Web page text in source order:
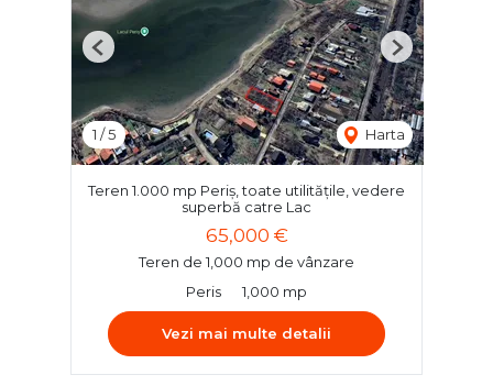
1 /5 Harta
Previous Next
Teren 1.000 mp Periș, toate utilitățile, vedere
superbă catre Lac
65,000 €
Teren de 1,000 mp de vânzare
Peris
1,000 mp
Vezi mai multe detalii